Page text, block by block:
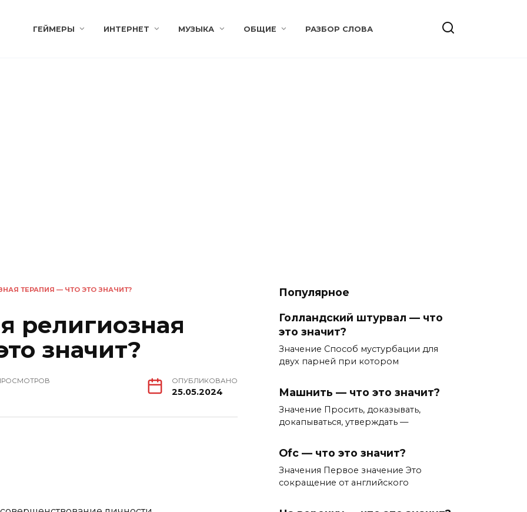
ГЕЙМЕРЫ ИНТЕРНЕТ МУЗЫКА ОБЩИЕ РАЗБОР СЛОВА
ТЕРАПИЯ — ЧТО ЭТО ЗНАЧИТ?
религиозная
значит?
ОПУБЛИКОВАНО
25.05.2024
Популярное
Голландский штурвал — что
это значит?
Значение Способ мустурбации для
двух парней при котором
Машнить — что это значит?
Значение Просить, доказывать,
докапываться, утверждать —
Ofc — что это значит?
Значения Первое значение Это
сокращение от английского